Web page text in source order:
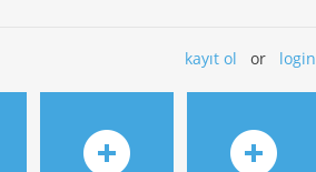
kayıt ol or login